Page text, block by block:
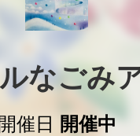
なごみ
開催日
開催中